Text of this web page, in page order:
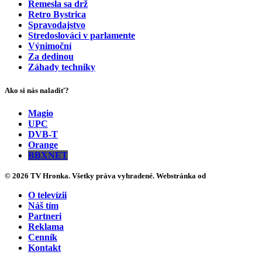
Remesla sa drž
Retro Bystrica
Spravodajstvo
Stredoslováci v parlamente
Výnimoční
Za dedinou
Záhady techniky
Ako si nás naladiť?
Magio
UPC
DVB-T
Orange
BBXNET
© 2026 TV Hronka. Všetky práva vyhradené. Webstránka od
O televízii
Náš tím
Partneri
Reklama
Cenník
Kontakt